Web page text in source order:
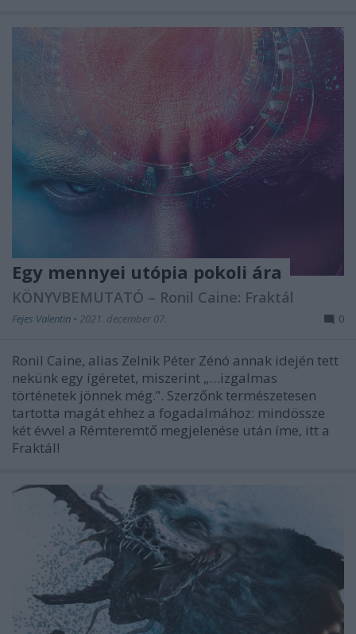
Egy mennyei utópia pokoli ára
KÖNYVBEMUTATÓ – Ronil Caine: Fraktál
Fejes Valentin • 2021. december 07. 0
Ronil Caine, alias Zelnik Péter Zénó annak idején tett
nekünk egy ígéretet, miszerint „…izgalmas
történetek jönnek még.”. Szerzőnk természetesen
tartotta magát ehhez a fogadalmához: mindössze
két évvel a Rémteremtő megjelenése után íme, itt a
Fraktál!